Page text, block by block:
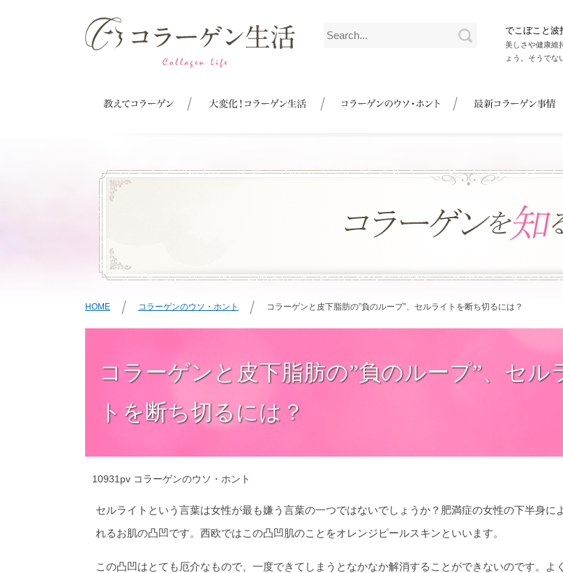
でこぼこと波
美しさや健康維
ょう。そうでな
HOME コラーゲンのウソ・ホント コラーゲンと皮下脂肪の”負のループ”、セルライトを断ち切るには？
コラーゲンと皮下脂肪の”負のループ”、セル
トを断ち切るには？
10931pv コラーゲンのウソ・ホント
セルライトという言葉は女性が最も嫌う言葉の一つではないでしょうか？肥満症の女性の下半身に
れるお肌の凸凹です。西欧ではこの凸凹肌のことをオレンジピールスキンといいます。
この凸凹はとても厄介なもので、一度できてしまうとなかなか解消することができないのです。よ